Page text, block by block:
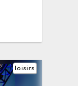
loisirs